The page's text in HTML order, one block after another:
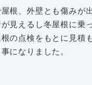
根、外壁とも傷みが
見えるし冬屋根に乗
の点検をもとに見積
になりました。